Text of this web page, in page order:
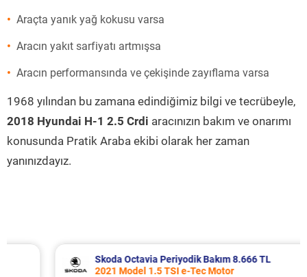
Araçta yanık yağ kokusu varsa
Aracın yakıt sarfiyatı artmışsa
Aracın performansında ve çekişinde zayıflama varsa
1968 yılından bu zamana edindiğimiz bilgi ve tecrübeyle,
2018 Hyundai H-1 2.5 Crdi aracınızın bakım ve onarımı
konusunda Pratik Araba ekibi olarak her zaman
yanınızdayız.
Skoda Octavia Periyodik Bakım 8.666 TL
2021 Model 1.5 TSI e-Tec Motor